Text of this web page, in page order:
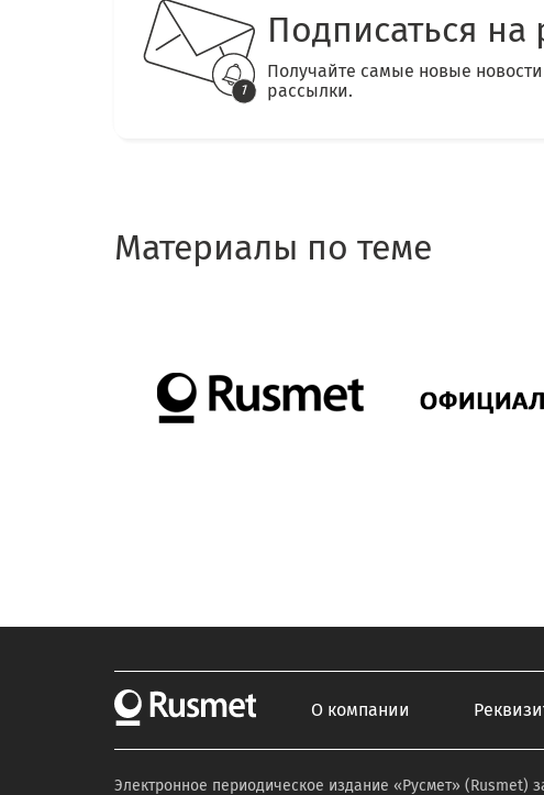
Подписаться на
Получайте самые новые
рассылки.
Материалы по теме
О компании
Электронное периодическое издание «Русмет» (Rusmet)